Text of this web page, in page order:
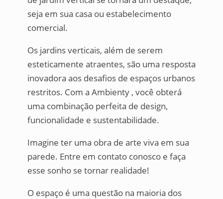
seja em sua casa ou estabelecimento
comercial.
Os jardins verticais, além de serem
esteticamente atraentes, são uma resposta
inovadora aos desafios de espaços urbanos
restritos. Com a Ambienty , você obterá
uma combinação perfeita de design,
funcionalidade e sustentabilidade.
Imagine ter uma obra de arte viva em sua
parede. Entre em contato conosco e faça
esse sonho se tornar realidade!
O espaço é uma questão na maioria dos